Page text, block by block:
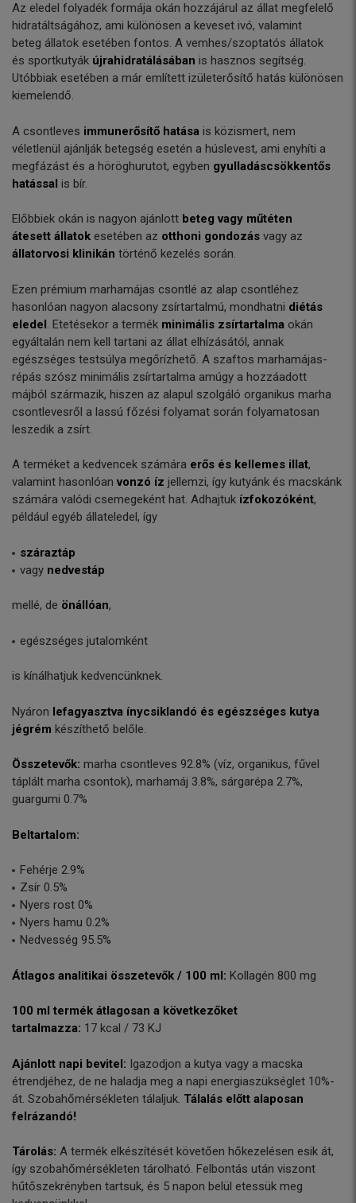
Az eledel folyadék formája okán hozzájárul az állat megfelelő
hidratáltságához, ami különösen a keveset ivó, valamint
beteg állatok esetében fontos. A vemhes/szoptatós állatok
és sportkutyák újrahidratálásában is hasznos segítség.
Utóbbiak esetében a már említett izületerősítő hatás különösen
kiemelendő.
A csontleves immunerősítő hatása is közismert, nem
véletlenül ajánlják betegség esetén a húslevest, ami enyhíti a
megfázást és a höröghurutot, egyben gyulladáscsökkentős
hatással is bír.
Előbbiek okán is nagyon ajánlott beteg vagy műtéten
átesett állatok esetében az otthoni gondozás vagy az
állatorvosi klinikán történő kezelés során.
Ezen prémium marhamájas csontlé az alap csontléhez
hasonlóan nagyon alacsony zsírtartalmú, mondhatni diétás
eledel. Etetésekor a termék minimális zsírtartalma okán
egyáltalán nem kell tartani az állat elhízásától, annak
egészséges testsúlya megőrízhető. A szaftos marhamájas-
répás szósz minimális zsírtartalma amúgy a hozzáadott
májból származik, hiszen az alapul szolgáló organikus marha
csontlevesről a lassú főzési folyamat során folyamatosan
leszedik a zsírt.
A terméket a kedvencek számára erős és kellemes illat,
valamint hasonlóan vonzó íz jellemzi, így kutyánk és macskánk
számára valódi csemegeként hat. Adhajtuk ízfokozóként,
például egyéb állateledel, így
száraztáp
vagy nedvestáp
mellé, de önállóan,
egészséges jutalomként
is kínálhatjuk kedvencünknek.
Nyáron lefagyasztva ínycsiklandó és egészséges kutya
jégrém készíthető belőle.
Összetevők: marha csontleves 92.8% (víz, organikus, fűvel
táplált marha csontok), marhamáj 3.8%, sárgarépa 2.7%,
guargumi 0.7%
Beltartalom:
Fehérje 2.9%
Zsír 0.5%
Nyers rost 0%
Nyers hamu 0.2%
Nedvesség 95.5%
Átlagos analitikai összetevők / 100 ml: Kollagén 800 mg
100 ml termék átlagosan a következőket
tartalmazza: 17 kcal / 73 KJ
Ajánlott napi bevitel: Igazodjon a kutya vagy a macska
étrendjéhez, de ne haladja meg a napi energiaszükséglet 10%-
át. Szobahőmérsékleten tálaljuk. Tálalás előtt alaposan
felrázandó!
Tárolás: A termék elkészítését követően hőkezelésen esik át,
így szobahőmérsékleten tárolható. Felbontás után viszont
hűtőszekrényben tartsuk, és 5 napon belül etessük meg